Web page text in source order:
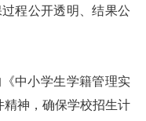
程公开透明、结果公
中小学生学籍管理实
精神，确保学校招生计